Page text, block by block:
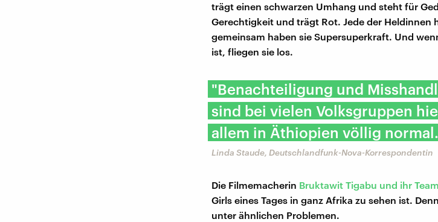
trägt einen schwarzen Umhang und steht für
Gerechtigkeit und trägt Rot. Jede der Heldinnen
gemeinsam haben sie Supersuperkraft. Und
ist, fliegen sie los.
"Benachteiligung und
sind bei vielen Volksgruppen
allem in Äthiopien völlig
Linda Staude, Deutschlandfunk-Nova-Korrespondentin
Die Filmemacherin Bruktawit Tigabu und ihr Team
Girls eines Tages in ganz Afrika zu sehen ist.
unter ähnlichen Problemen.